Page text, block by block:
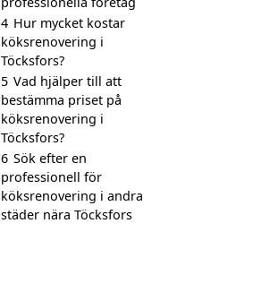
4 Hur mycket kostar
köksrenovering i
Töcksfors?
5 Vad hjälper till att
bestämma priset på
köksrenovering i
Töcksfors?
6 Sök efter en
professionell för
köksrenovering i andra
städer nära Töcksfors